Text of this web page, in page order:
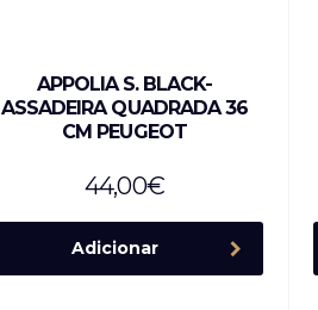
APPOLIA S. BLACK-
ASSADEIRA QUADRADA 36
CM PEUGEOT
44,00€
Adicionar